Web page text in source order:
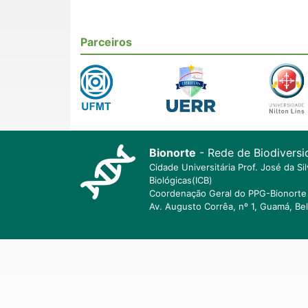
Parceiros
Bionorte - Rede de
Cidade Universitária Prof. José da
Biológicas(ICB)
Coordenação Geral do PPG-
Av. Augusto Corrêa, nº 1, Guamá,